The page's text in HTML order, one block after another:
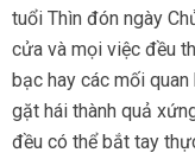
tuổi Thìn đón ngày
cửa và mọi việc đều
bạc hay các mối
gặt hái thành quả
đều có thể bắt tay